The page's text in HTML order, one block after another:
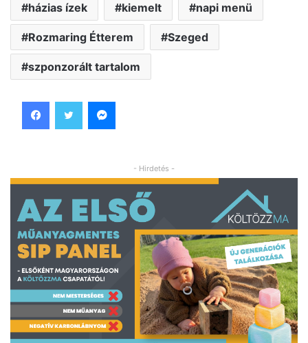
házias ízek kiemelt napi menü
Rozmaring Étterem Szeged
szponzorált tartalom
- Hirdetés -